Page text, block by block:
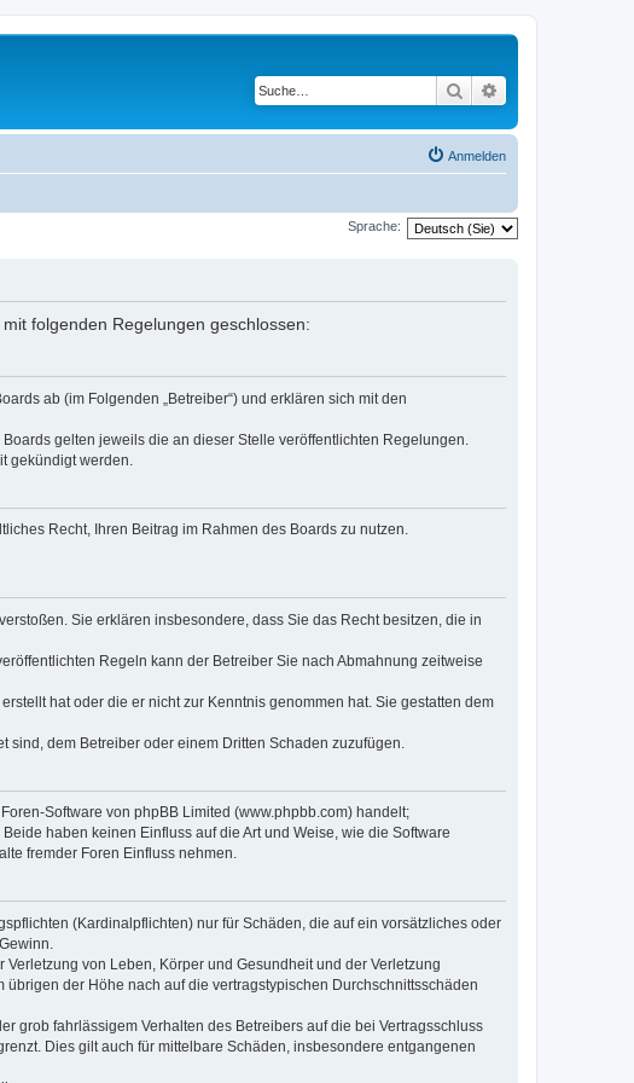
Suche
Anmelden
Sprache:
folgenden Regelungen geschlossen:
ab (im Folgenden „Betreiber“) und erklären sich mit den
gelten jeweils die an dieser Stelle veröffentlichten Regelungen.
gekündigt werden.
Recht, Ihren Beitrag im Rahmen des Boards zu nutzen.
Sie erklären insbesondere, dass Sie das Recht besitzen, die in
Regeln kann der Betreiber Sie nach Abmahnung zeitweise
hat oder die er nicht zur Kenntnis genommen hat. Sie gestatten dem
dem Betreiber oder einem Dritten Schaden zuzufügen.
Software von phpBB Limited (www.phpbb.com) handelt;
haben keinen Einfluss auf die Art und Weise, wie die Software
fremder Foren Einfluss nehmen.
(Kardinalpflichten) nur für Schäden, die auf ein vorsätzliches oder
von Leben, Körper und Gesundheit und der Verletzung
der Höhe nach auf die vertragstypischen Durchschnittsschäden
grob fahrlässigem Verhalten des Betreibers auf die bei Vertragsschluss
Dies gilt auch für mittelbare Schäden, insbesondere entgangenen